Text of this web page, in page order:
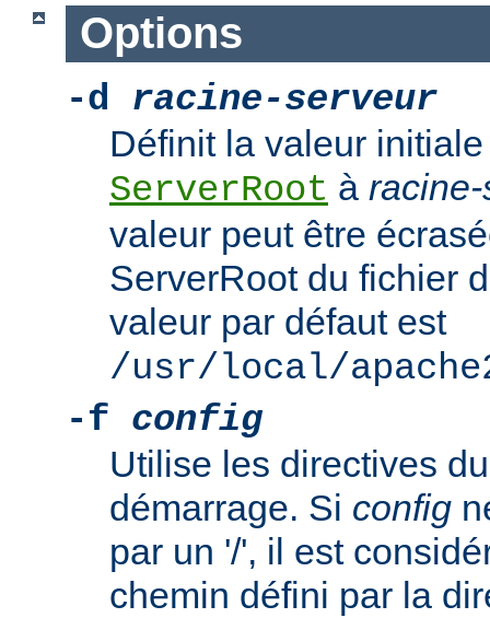
Options
-d racine-serveur
Définit la valeur
ServerRoot à
valeur peut être
ServerRoot du fichier
valeur par défaut est
/usr/local/
-f config
Utilise les directives
démarrage. Si config
par un '/', il est
chemin défini par la